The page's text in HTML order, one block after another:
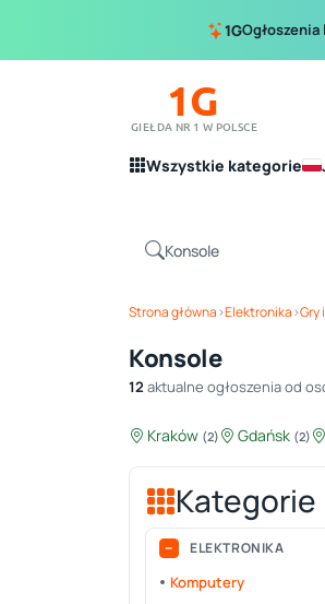
1G
1G
GIEŁDA NR 1 W POLSCE
Wszystkie kategorie
Strona główna›Elektronika›Gry
Konsole
12 aktualne ogłoszenia od
Kraków (2) Gdańsk (2)
Kategorie
ELEKTRONIKA
Komputery